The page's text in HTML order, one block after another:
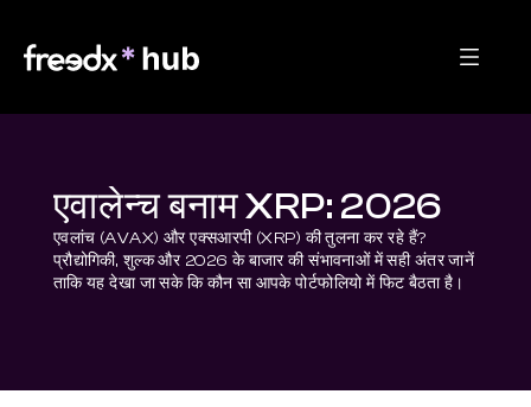
एवालेन्च बनाम XRP: 2026
एवलांच (AVAX) और एक्सआरपी (XRP) की तुलना कर रहे हैं?
प्रौद्योगिकी, शुल्क और 2026 के बाजार की संभावनाओं में सही अंतर जानें
ताकि यह देखा जा सके कि कौन सा आपके पोर्टफोलियो में फिट बैठता है।